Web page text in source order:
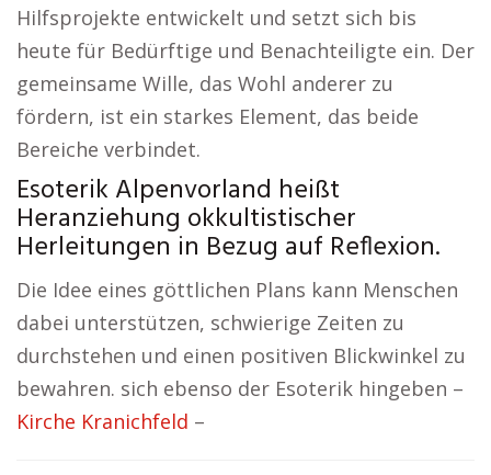
Hilfsprojekte entwickelt und setzt sich bis
heute für Bedürftige und Benachteiligte ein. Der
gemeinsame Wille, das Wohl anderer zu
fördern, ist ein starkes Element, das beide
Bereiche verbindet.
Esoterik Alpenvorland heißt
Heranziehung okkultistischer
Herleitungen in Bezug auf Reflexion.
Die Idee eines göttlichen Plans kann Menschen
dabei unterstützen, schwierige Zeiten zu
durchstehen und einen positiven Blickwinkel zu
bewahren. sich ebenso der Esoterik hingeben –
Kirche Kranichfeld –